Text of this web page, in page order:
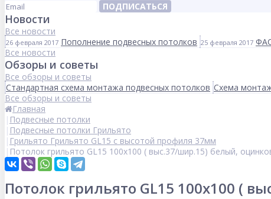
ПОДПИСАТЬСЯ
Новости
Все новости
26 февраля 2017 Пополнение подвесных потолков 25 февраля 2017
Все новости
Обзоры и советы
Все обзоры и советы
Стандартная схема монтажа подвесных потолков Схема
Все обзоры и советы
Главная
Подвесные потолки
Подвесные потолки Грильято
Грильято Грильято GL15 с высотой профиля 37мм
Потолок грильято GL15 100х100 ( выс.37/шир.15) белый,
Потолок грильято GL15 100х100 (